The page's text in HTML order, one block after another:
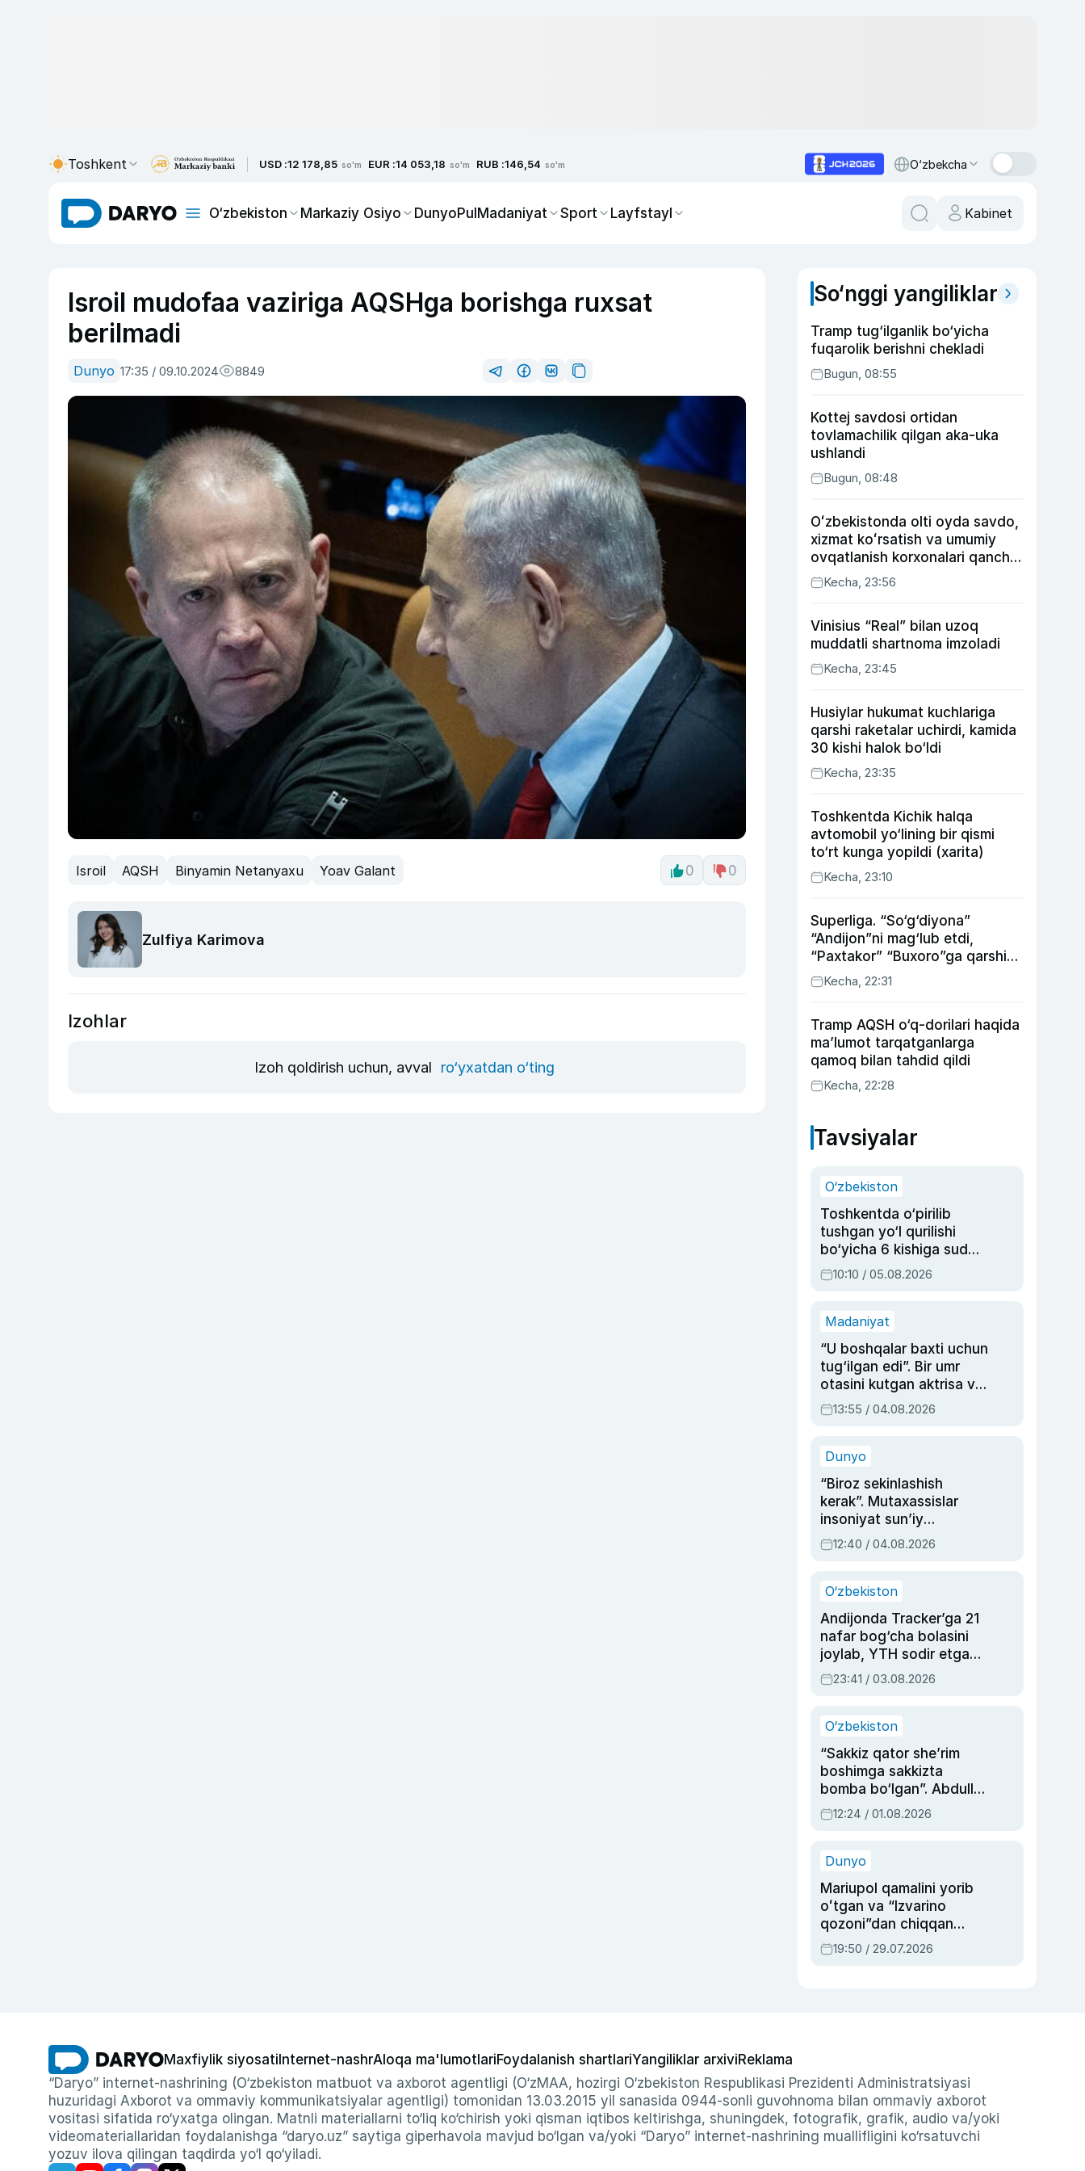
Toshkent USD :12 178,85 so'm EUR :14 053,18 so'm RUB :146,54 so'm O‘zbekcha
O‘zbekiston Markaziy Osiyo DunyoPulMadaniyat Sport Layfstayl Kabinet
Isroil mudofaa vaziriga AQSHga borishga ruxsat
berilmadi
Dunyo 17:35 / 09.10.2024 8849
Isroil AQSH Binyamin Netanyaxu Yoav Galant 0 0
Zulfiya Karimova
Izohlar
Izoh qoldirish uchun, avval ro‘yxatdan o‘ting
So‘nggi yangiliklar
Tramp tug‘ilganlik bo‘yicha
fuqarolik berishni chekladi
Bugun, 08:55
Kottej savdosi ortidan
tovlamachilik qilgan aka-uka
ushlandi
Bugun, 08:48
Oʻzbekistonda olti oyda savdo,
xizmat koʻrsatish va umumiy
ovqatlanish korxonalari qancha
soliq toʻlagani ochiqlandi
Kecha, 23:56
Vinisius “Real” bilan uzoq
muddatli shartnoma imzoladi
Kecha, 23:45
Husiylar hukumat kuchlariga
qarshi raketalar uchirdi, kamida
30 kishi halok bo‘ldi
Kecha, 23:35
Toshkentda Kichik halqa
avtomobil yo‘lining bir qismi
to‘rt kunga yopildi (xarita)
Kecha, 23:10
Superliga. “So‘g‘diyona”
“Andijon”ni mag‘lub etdi,
“Paxtakor” “Buxoro”ga qarshi
bahsda g‘alabani qo‘ldan
chiqardi
Kecha, 22:31
Tramp AQSH o‘q-dorilari haqida
ma’lumot tarqatganlarga
qamoq bilan tahdid qildi
Kecha, 22:28
Tavsiyalar
O‘zbekiston
Toshkentda o‘pirilib
tushgan yo‘l qurilishi
bo‘yicha 6 kishiga sud
hukmi o‘qildi
10:10 / 05.08.2026
Madaniyat
“U boshqalar baxti uchun
tug‘ilgan edi”. Bir umr
otasini kutgan aktrisa va
dublyaj ustasi Rimma
Ahmedovaning
13:55 / 04.08.2026
Dunyo
“Biroz sekinlashish
kerak”. Mutaxassislar
insoniyat sun’iy
intellektni boshqara
olmay qolishidan xavotir
12:40 / 04.08.2026
O‘zbekiston
Andijonda Tracker’ga 21
nafar bog‘cha bolasini
joylab, YTH sodir etgan
ayolga sud hukmi o‘qildi
23:41 / 03.08.2026
O‘zbekiston
“Sakkiz qator she’rim
boshimga sakkizta
bomba bo‘lgan”. Abdulla
Oripovni siyosiy
ayblovlardan asrab
12:24 / 01.08.2026
Dunyo
Mariupol qamalini yorib
oʻtgan va “Izvarino
qozoni”dan chiqqan
qahramon — Ukraina
armiyasi bosh
19:50 / 29.07.2026
Maxfiylik siyosati Internet-nashrAloqa ma'lumotlariFoydalanish shartlariYangiliklar arxiviReklama
“Daryo” internet-nashrining (O‘zbekiston matbuot va axborot agentligi (O‘zMAA, hozirgi O‘zbekiston Respublikasi Prezidenti Administratsiyasi
huzuridagi Axborot va ommaviy kommunikatsiyalar agentligi) tomonidan 13.03.2015 yil sanasida 0944-sonli guvohnoma bilan ommaviy axborot
vositasi sifatida ro‘yxatga olingan. Matnli materiallarni to‘liq ko‘chirish yoki qisman iqtibos keltirishga, shuningdek, fotografik, grafik, audio va/yoki
videomateriallaridan foydalanishga “daryo.uz” saytiga giperhavola mavjud bo‘lgan va/yoki “Daryo” internet-nashrining muallifligini ko‘rsatuvchi
yozuv ilova qilingan taqdirda yo‘l qo‘yiladi.